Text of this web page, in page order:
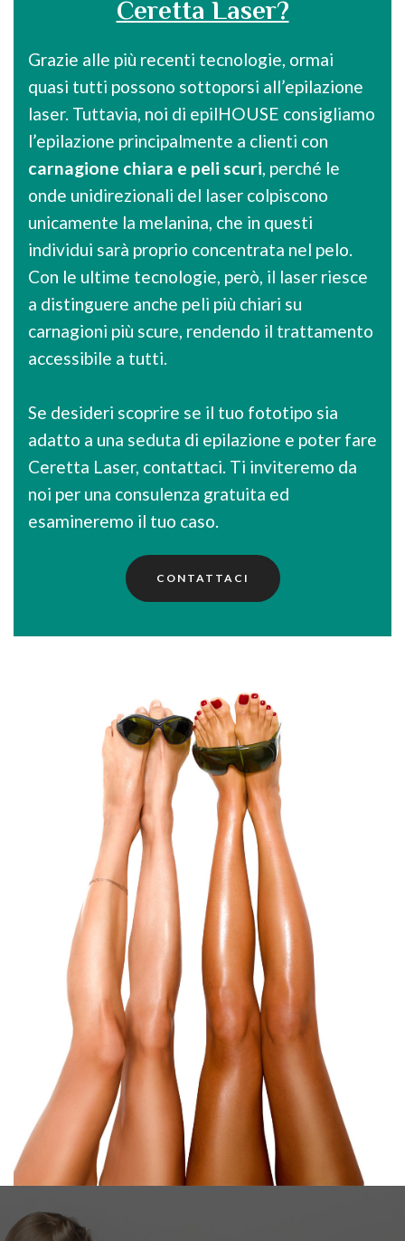
Ceretta Laser?
Grazie alle più recenti tecnologie, ormai
quasi tutti possono sottoporsi all’epilazione
laser. Tuttavia, noi di epilHOUSE consigliamo
l’epilazione principalmente a clienti con
carnagione chiara e peli scuri, perché le
onde unidirezionali del laser colpiscono
unicamente la melanina, che in questi
individui sarà proprio concentrata nel pelo.
Con le ultime tecnologie, però, il laser riesce
a distinguere anche peli più chiari su
carnagioni più scure, rendendo il trattamento
accessibile a tutti.
Se desideri scoprire se il tuo fototipo sia
adatto a una seduta di epilazione e poter fare
Ceretta Laser, contattaci. Ti inviteremo da
noi per una consulenza gratuita ed
esamineremo il tuo caso.
CONTATTACI